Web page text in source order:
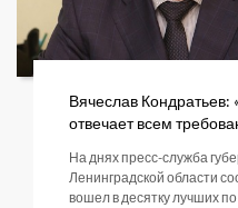
Вячеслав
отвечает всем
На днях пресс-служба
Ленинградской области
вошел в десятку лучших